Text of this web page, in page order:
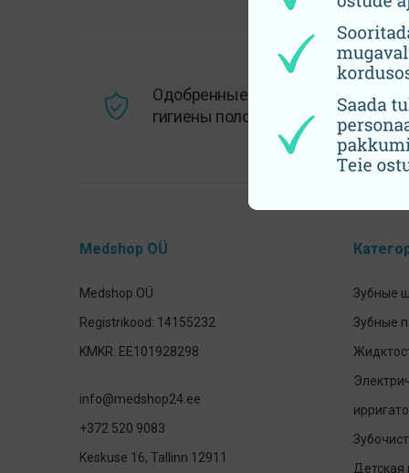
Одобренные врачами товары для
гигиены полости рта и здоровья
Medshop OÜ
Medshop OÜ
Registrikood: 14155232
KMKR: EE101928298
info@medshop24.ee
+372 520 9083
Keskuse 16, Tallinn 12911
Зубные
Зубные
Детская